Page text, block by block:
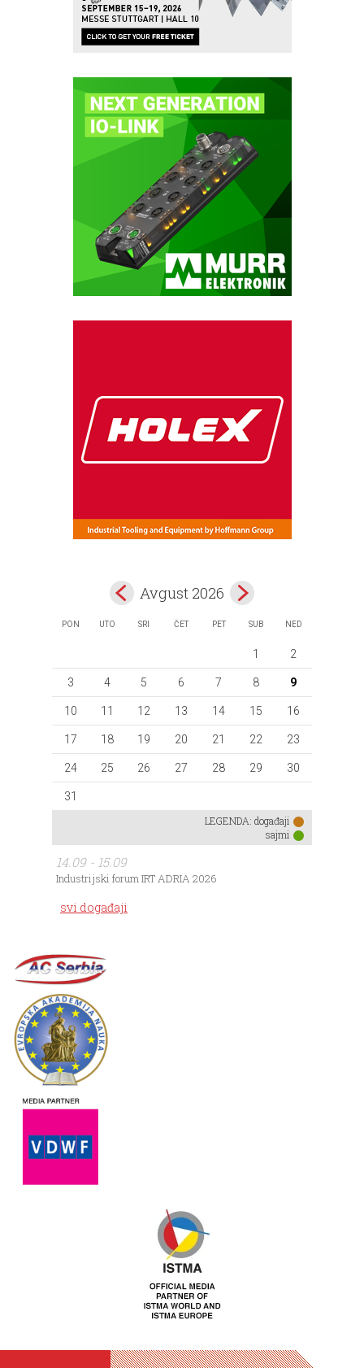
Avgust 2026
PON UTO SRI ČET PET SUB NED
1 2
3 4 5 6 7 8 9
10 11 12 13 14 15 16
17 18 19 20 21 22 23
24 25 26 27 28 29 30
31
LEGENDA: događaji
sajmi
14.09 - 15.09
Industrijski forum IRT ADRIA 2026
svi događaji